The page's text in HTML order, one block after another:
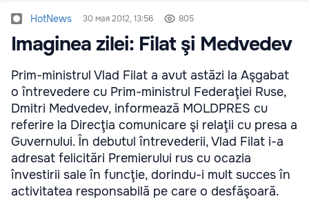
HotNews 30 мая 2012, 13:56 805
Imaginea zilei: Filat şi Medvedev
Prim-ministrul Vlad Filat a avut astăzi la Aşgabat
o întrevedere cu Prim-ministrul Federaţiei Ruse,
Dmitri Medvedev, informează MOLDPRES cu
referire la Direcţia comunicare şi relaţii cu presa a
Guvernului. În debutul întrevederii, Vlad Filat i-a
adresat felicitări Premierului rus cu ocazia
învestirii sale în funcţie, dorindu-i mult succes în
activitatea responsabilă pe care o desfăşoară.